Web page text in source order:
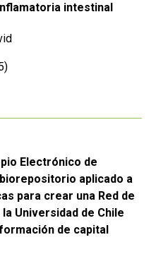
intestinal
Electrónico de
aplicado a
para crear una Red de
Universidad de Chile
de capital